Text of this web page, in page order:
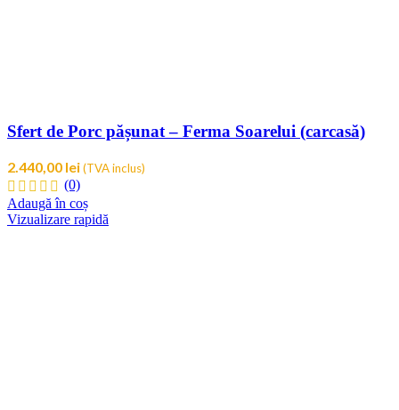
Sfert de Porc pășunat – Ferma Soarelui (carcasă)
2.440,00 lei(TVA inclus)
(0)
Adaugă în coș
Vizualizare rapidă